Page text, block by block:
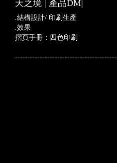
天之境 | 產品DM|
.結構設計/ 印刷生產
.效果
摺頁手冊：四色印刷